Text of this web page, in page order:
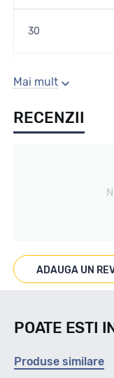
30
Gaura centrala
72.6
Se poate cumpara
in caz ca este nevoie!
Mai mult
RECENZII
ADAUGA UN
POATE ESTI
Produse similare